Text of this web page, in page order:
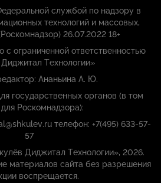
службой по надзору в
технологий и массовых,
26.07.2022 18+
с ограниченной ответственностью
Технологии»
Ананьина А. Ю.
государственных органов (в том
Роскомнадзора):
телефон: +7(495) 633-57-
57
Диджитал Технологии», 2026.
материалов сайта без разрешения
воспрещается.